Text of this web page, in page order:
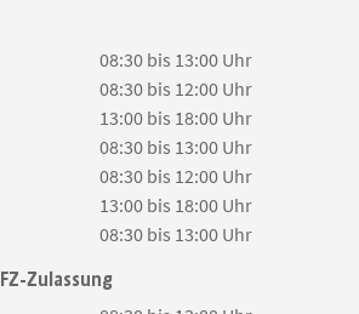
08:30 bis 13:00 Uhr
08:30 bis 12:00 Uhr
13:00 bis 18:00 Uhr
08:30 bis 13:00 Uhr
08:30 bis 12:00 Uhr
13:00 bis 18:00 Uhr
08:30 bis 13:00 Uhr
Zulassung